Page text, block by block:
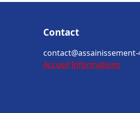
Contact
Accueil Informations